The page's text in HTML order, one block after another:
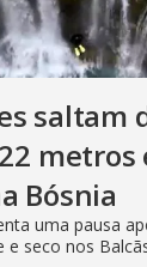
​​saltam
metros
Bósnia
uma pausa
e seco nos